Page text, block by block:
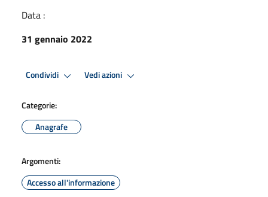
Data :
31 gennaio 2022
Condividi Vedi azioni
Categorie:
Anagrafe
Argomenti:
Accesso all'informazione